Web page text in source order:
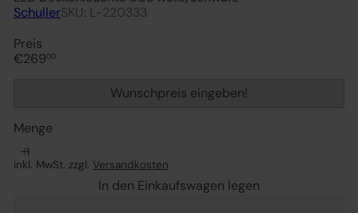
SchullerSKU: L-220333
Preis
Normaler
€26900
Wunschpreis eingeben!
Menge
inkl. MwSt. zzgl. Versandkosten
In den Einkaufswagen legen